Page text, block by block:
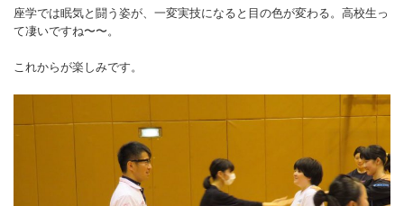
座学では眠気と闘う姿が、一変実技になると目の色が変わる。高校生っ
て凄いですね〜〜。
これからが楽しみです。